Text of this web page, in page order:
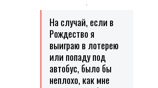
На случай, если в
Рождество я
выиграю в лотерею
или попаду под
автобус, было бы
неплохо, как мне